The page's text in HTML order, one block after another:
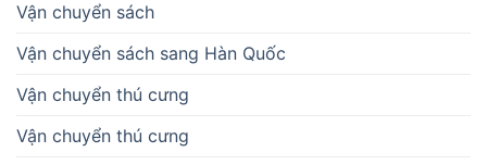
Vận chuyển sách
Vận chuyển sách sang Hàn Quốc
Vận chuyển thú cưng
Vận chuyển thú cưng